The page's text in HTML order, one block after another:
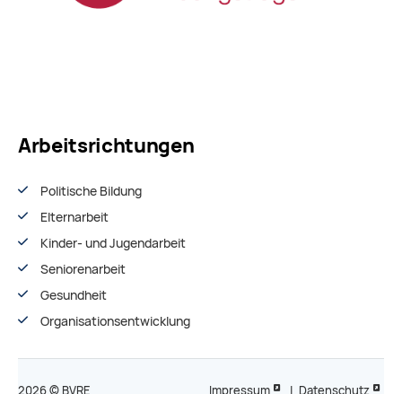
Arbeitsrichtungen
Politische Bildung
Elternarbeit
Kinder- und Jugendarbeit
Seniorenarbeit
Gesundheit
Organisationsentwiсklung
2026 © BVRE Impressum | Datenschutz